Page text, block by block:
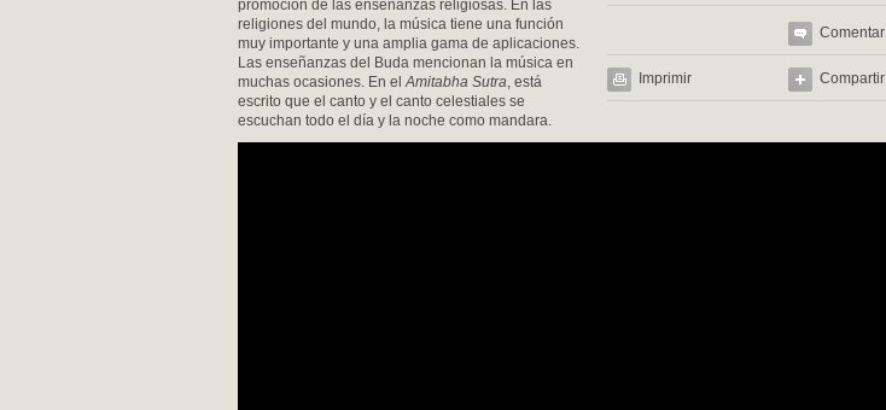
Comentar
Imprimir Compartir
promoción de las enseñanzas religiosas. En las
religiones del mundo, la música tiene una función
muy importante y una amplia gama de aplicaciones.
Las enseñanzas del Buda mencionan la música en
muchas ocasiones. En elAmitabha Sutra, está
escrito que el canto y el canto celestiales se
escuchan todo el día y la noche como mandara.